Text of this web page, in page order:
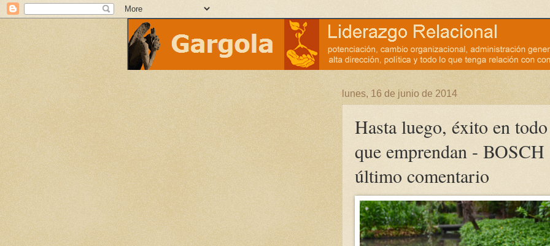
lunes, 16 de junio de 2014
Hasta luego, éxito en
que emprendan - BOSCH
último comentario